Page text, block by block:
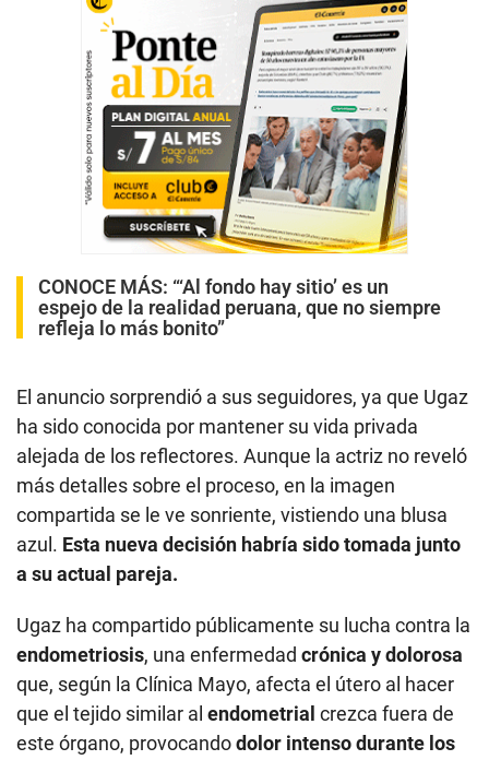
CONOCE MÁS: “‘Al fondo hay sitio’ es un
espejo de la realidad peruana, que no siempre
refleja lo más bonito”
El anuncio sorprendió a sus seguidores, ya que Ugaz
ha sido conocida por mantener su vida privada
alejada de los reflectores. Aunque la actriz no reveló
más detalles sobre el proceso, en la imagen
compartida se le ve sonriente, vistiendo una blusa
azul. Esta nueva decisión habría sido tomada junto
a su actual pareja.
Ugaz ha compartido públicamente su lucha contra la
endometriosis, una enfermedad crónica y dolorosa
que, según la Clínica Mayo, afecta el útero al hacer
que el tejido similar al endometrial crezca fuera de
este órgano, provocandodolor intenso durante los